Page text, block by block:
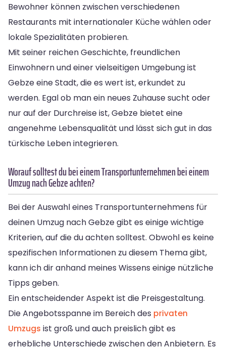
Bewohner können zwischen verschiedenen
Restaurants mit internationaler Küche wählen oder
lokale Spezialitäten probieren.
Mit seiner reichen Geschichte, freundlichen
Einwohnern und einer vielseitigen Umgebung ist
Gebze eine Stadt, die es wert ist, erkundet zu
werden. Egal ob man ein neues Zuhause sucht oder
nur auf der Durchreise ist, Gebze bietet eine
angenehme Lebensqualität und lässt sich gut in das
türkische Leben integrieren.
Worauf solltest du bei einem Transportunternehmen bei einem
Umzug nach Gebze achten?
Bei der Auswahl eines Transportunternehmens für
deinen Umzug nach Gebze gibt es einige wichtige
Kriterien, auf die du achten solltest. Obwohl es keine
spezifischen Informationen zu diesem Thema gibt,
kann ich dir anhand meines Wissens einige nützliche
Tipps geben.
Ein entscheidender Aspekt ist die Preisgestaltung.
Die Angebotsspanne im Bereich des privaten
Umzugs ist groß und auch preislich gibt es
erhebliche Unterschiede zwischen den Anbietern. Es